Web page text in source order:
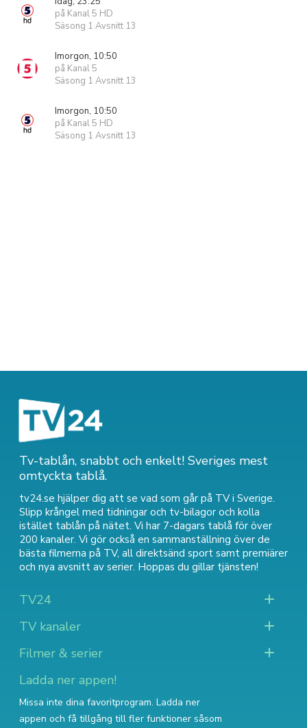
på Kanal 5 HD
Säsong 1 Avsnitt 13
Imorgon, 10:50
på Kanal 5
Säsong 1 Avsnitt 13
Imorgon, 10:50
på Kanal 5 HD
Säsong 1 Avsnitt 13
Tv-tablån, snabbt och enkelt! Sveriges mest
omtyckta tablå.
tv24.se hjälper dig att se vad som går på TV i Sverige.
Slipp krångel med tidningar och tv-bilagor och kolla
istället tablån på nätet. Vi har 7-dagars tablå för över
200 kanaler. Vi gör också en sammanställning över de
bästa filmerna på TV, all direktsänd sport samt premiärer
och nya avsnitt av serier. Hoppas du gillar tjänsten!
TV24
TV kanaler
Filmer & serier
Ladda ner appen!
Missa inte dina favoritprogram. Ladda ner
appen och få tillgång till fler funktioner såsom